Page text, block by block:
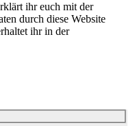
ihr euch mit der
durch diese Website
ihr in der